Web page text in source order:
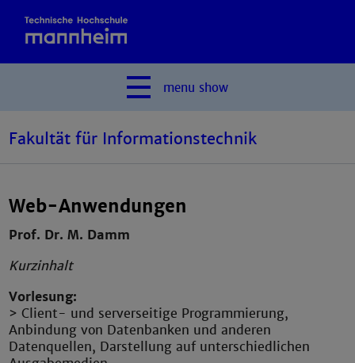
menu show
Fakultät für Informationstechnik
Web-Anwendungen
Prof. Dr. M. Damm
Kurzinhalt
Vorlesung:
> Client- und serverseitige Programmierung,
Anbindung von Datenbanken und anderen
Datenquellen, Darstellung auf unterschiedlichen